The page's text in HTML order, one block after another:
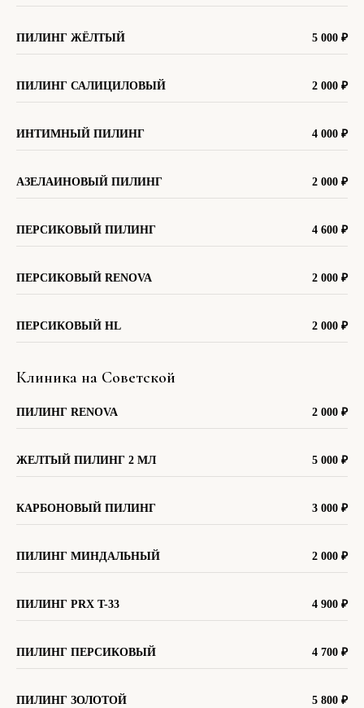
ПИЛИНГ ЖЁЛТЫЙ 5 000 ₽
ПИЛИНГ САЛИЦИЛОВЫЙ 2 000 ₽
ИНТИМНЫЙ ПИЛИНГ 4 000 ₽
АЗЕЛАИНОВЫЙ ПИЛИНГ 2 000 ₽
ПЕРСИКОВЫЙ ПИЛИНГ 4 600 ₽
ПЕРСИКОВЫЙ RENOVA 2 000 ₽
ПЕРСИКОВЫЙ HL 2 000 ₽
Клиника на Советской
ПИЛИНГ RENOVA 2 000 ₽
ЖЕЛТЫЙ ПИЛИНГ 2 МЛ 5 000 ₽
КАРБОНОВЫЙ ПИЛИНГ 3 000 ₽
ПИЛИНГ МИНДАЛЬНЫЙ 2 000 ₽
ПИЛИНГ PRX T-33 4 900 ₽
ПИЛИНГ ПЕРСИКОВЫЙ 4 700 ₽
ПИЛИНГ ЗОЛОТОЙ 5 800 ₽